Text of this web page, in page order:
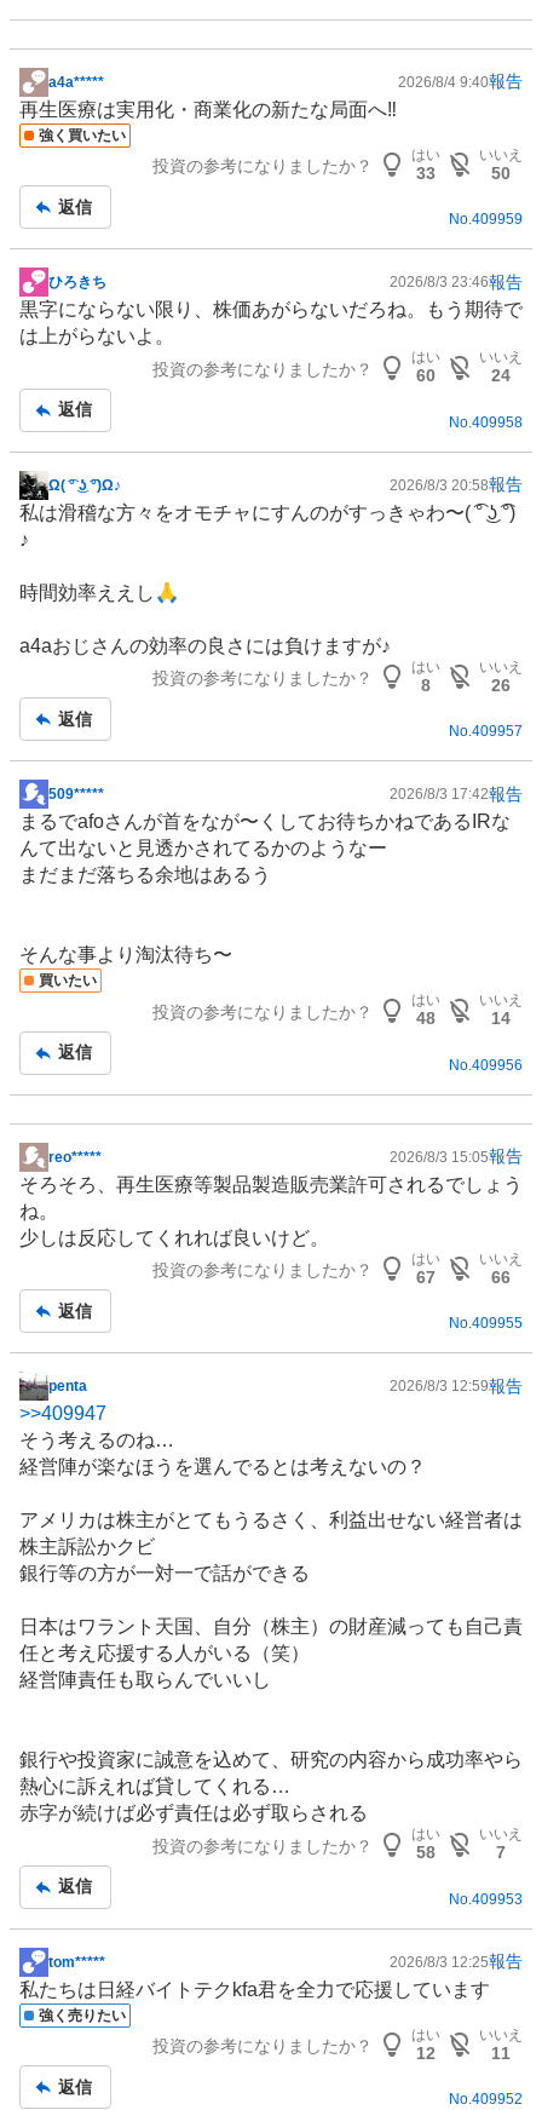
掲
示
板
a4a***** 2026/8/4 9:40報告
再生医療は実用化・商業化の新たな局面へ‼️
強く買いたい
投資の参考になりましたか？
はい
33
いいえ
50
返信
No.409959
掲
示
板
ひろきち 2026/8/3 23:46報告
黒字にならない限り、株価あがらないだろね。もう期待で
は上がらないよ。
投資の参考になりましたか？
はい
60
いいえ
24
返信
No. 409958
掲
示
板
事
Ω( ͡° ͜ʖ ͡°)Ω♪ 2026/8/3 20:58報告
私は滑稽な方々をオモチャにすんのがすっきゃわ〜( ͡° ͜ʖ ͡°)
♪
時間効率ええし🙏
a4aおじさんの効率の良さには負けますが♪
投資の参考になりましたか？
はい
8
いいえ
26
返信
No.409957
掲
示
板
記
509***** 2026/8/3 17:42報告
まるでafoさんが首をなが〜くしてお待ちかねである IRな
んて出ないと見透かされてるかのようなー
まだまだ落ちる余地はあるう
そんな事より淘汰待ち〜
買いたい
投資の参考になりましたか？
はい
48
いいえ
14
返信
No. 409956
掲
示
板
記
reo***** 2026/8/3 15:05報告
そろそろ、 再生医療等製品製造販売業許可されるでしょう
ね。
少しは反応してくれれば良いけど。
投資の参考になりましたか？
はい
67
いいえ
66
返信
No.409955
掲
示
板
記
penta 2026/8/3 12:59報告
>>409947
そう考えるのね…
経営陣が楽なほうを選んでるとは考えないの？
アメリカは株主がとてもうるさく、利益出せない経営者は
株主訴訟かクビ
銀行等の方が一対一で話ができる
日本はワラント天国、自分（株主）の財産減っても自己責
任と考え応援する人がいる（笑）
経営陣責任も取らんでいいし
銀行や投資家に誠意を込めて、研究の内容から成功率やら
熱心に訴えれば貸してくれる…
赤字が続けば必ず責任は必ず取らされる
投資の参考になりましたか？
はい
58
いいえ
7
返信
No. 409953
掲
示
板
tom***** 2026/8/3 12:25報告
私たちは日経バイトテクkfa君を全力で応援しています
強く売りたい
投資の参考になりましたか？
はい
12
いいえ
11
返信
No.409952